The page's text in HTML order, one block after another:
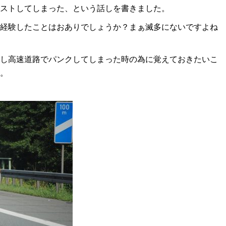
トしてしまった、という話しを書きました。
験したことはおありでしょうか？まぁ滅多にないですよね
高速道路でパンクしてしまった時の為に覚えておきたいこ